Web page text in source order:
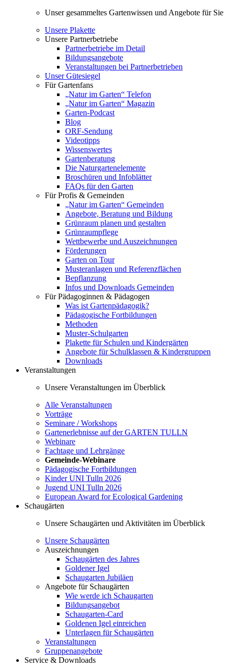
Unser gesammeltes Gartenwissen und Angebote für Sie
Unsere Plakette
Unsere Partnerbetriebe
Partnerbetriebe im Detail
Bildungsangebote
Veranstaltungen bei Partnerbetrieben
Unser Gütesiegel
Für Gartenfans
„Natur im Garten“ Telefon
„Natur im Garten“ Magazin
Garten-Podcast
Blog
ORF-Sendung
Videotipps
Wissenswertes
Gartenberatung
Die Naturgartenelemente
Broschüren und Infoblätter
FAQs für den Garten
Für Profis & Gemeinden
„Natur im Garten“ Gemeinden
Angebote, Beratung und Bildung
Grünraum planen und gestalten
Grünraumpflege
Wettbewerbe und Auszeichnungen
Förderungen
Garten on Tour
Musteranlagen und Referenzflächen
Bepflanzung
Infos und Downloads Gemeinden
Für Pädagoginnen & Pädagogen
Was ist Gartenpädagogik?
Pädagogische Fortbildungen
Methoden
Muster-Schulgarten
Plakette für Schulen und Kindergärten
Angebote für Schulklassen & Kindergruppen
Downloads
Veranstaltungen
Unsere Veranstaltungen im Überblick
Alle Veranstaltungen
Vorträge
Seminare / Workshops
Gartenerlebnisse auf der GARTEN TULLN
Webinare
Fachtage und Lehrgänge
Gemeinde-Webinare
Pädagogische Fortbildungen
Kinder UNI Tulln 2026
Jugend UNI Tulln 2026
European Award for Ecological Gardening
Schaugärten
Unsere Schaugärten und Aktivitäten im Überblick
Unsere Schaugärten
Auszeichnungen
Schaugärten des Jahres
Goldener Igel
Schaugarten Jubiläen
Angebote für Schaugärten
Wie werde ich Schaugarten
Bildungsangebot
Schaugarten-Card
Goldenen Igel einreichen
Unterlagen für Schaugärten
Veranstaltungen
Gruppenangebote
Service & Downloads